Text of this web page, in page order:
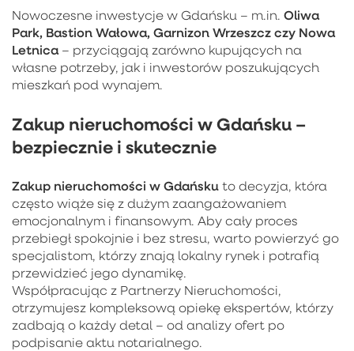
Nowoczesne inwestycje w Gdańsku – m.in. Oliwa
Park, Bastion Wałowa, Garnizon Wrzeszcz czy Nowa
Letnica – przyciągają zarówno kupujących na
własne potrzeby, jak i inwestorów poszukujących
mieszkań pod wynajem.
Zakup nieruchomości w Gdańsku –
bezpiecznie i skutecznie
Zakup nieruchomości w Gdańsku to decyzja, która
często wiąże się z dużym zaangażowaniem
emocjonalnym i finansowym. Aby cały proces
przebiegł spokojnie i bez stresu, warto powierzyć go
specjalistom, którzy znają lokalny rynek i potrafią
przewidzieć jego dynamikę.
Współpracując z Partnerzy Nieruchomości,
otrzymujesz kompleksową opiekę ekspertów, którzy
zadbają o każdy detal – od analizy ofert po
podpisanie aktu notarialnego.